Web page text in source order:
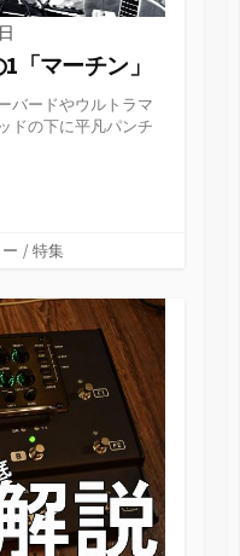
「マーチン」
バードやウルトラマ
ドの下に平凡パンチ
/ 特集